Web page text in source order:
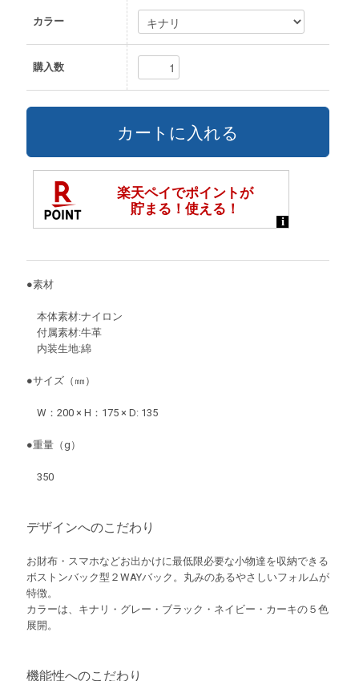
カラー
購入数
●素材
本体素材:ナイロン
付属素材:牛革
内装生地:綿
●サイズ（㎜）
W：200 × H：175 × D: 135
●重量（g）
350
デザインへのこだわり
お財布・スマホなどお出かけに最低限必要な小物達を収納できる
ボストンバック型２WAYバック。丸みのあるやさしいフォルムが
特徴。
カラーは、キナリ・グレー・ブラック・ネイビー・カーキの５色
展開。
機能性へのこだわり